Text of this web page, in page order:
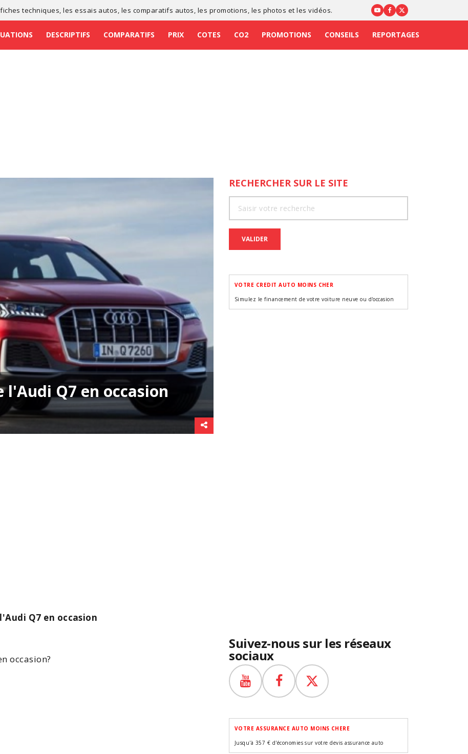
fiches techniques , lesessais autos , les comparatifs autos , les promotions , les photos et les vidéos.
DESCRIPTIFS COMPARATIFS PRIX COTES CO2 PROMOTIONS CONSEILS REPORTAGES
l'Audi Q7 en occasion
Q7 en occasion
occasion?
RECHERCHER SUR LE SITE
VALIDER
VOTRE CREDIT AUTO MOINS CHER
Simulez le financement de votre voiture neuve ou d'occasion
Suivez-nous sur les réseaux
sociaux
VOTRE ASSURANCE AUTO MOINS CHERE
Jusqu'à 357 € d'économies sur votre devis assurance auto